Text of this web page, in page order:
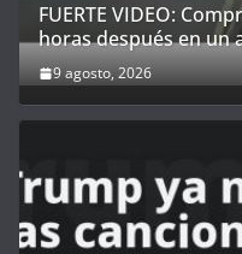
FUERTE VIDEO:
horas después en un
9 agosto, 2026